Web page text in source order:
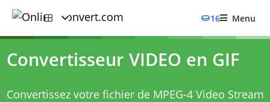
16 Menu
Convertisseur VIDEO en GIF
Convertissez votre fichier de MPEG-4 Video Stream